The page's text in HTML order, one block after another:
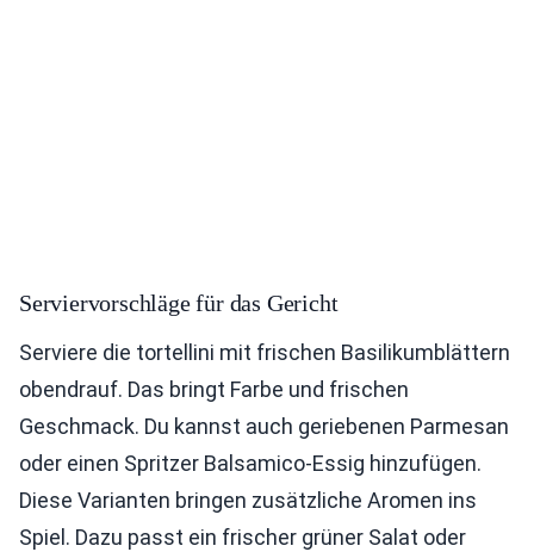
Serviervorschläge für das Gericht
Serviere die tortellini mit frischen Basilikumblättern
obendrauf. Das bringt Farbe und frischen
Geschmack. Du kannst auch geriebenen Parmesan
oder einen Spritzer Balsamico-Essig hinzufügen.
Diese Varianten bringen zusätzliche Aromen ins
Spiel. Dazu passt ein frischer grüner Salat oder